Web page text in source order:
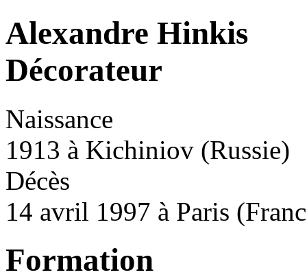
Alexandre Hinkis
Décorateur
Naissance
1913 à Kichiniov (Russie)
Décès
14 avril 1997 à Paris
Formation